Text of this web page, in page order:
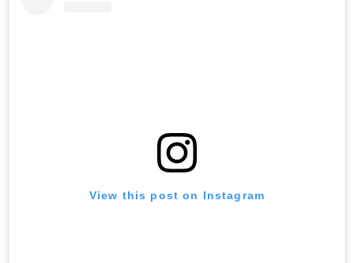
View this post on Instagram